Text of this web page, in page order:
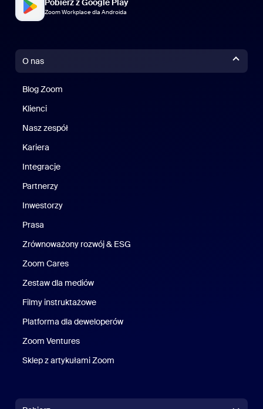
Pobierz z Google Play
Zoom Workplace dla Androida
O nas
Blog Zoom
Klienci
Nasz zespół
Kariera
Integracje
Partnerzy
Inwestorzy
Prasa
Zrównoważony rozwój & ESG
Zoom Cares
Zestaw dla mediów
Filmy instruktażowe
Platforma dla deweloperów
Zoom Ventures
Sklep z artykułami Zoom